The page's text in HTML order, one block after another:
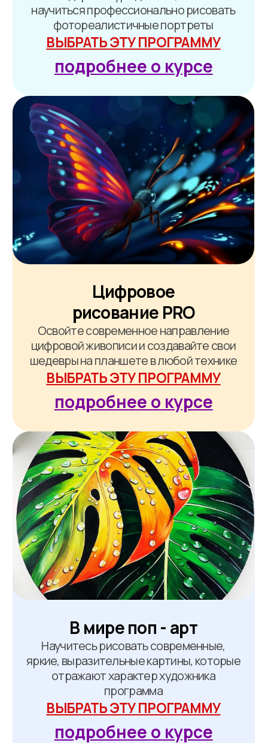
Нейросети для
людей
Освойте инструменты на основе
искусственного интеллекта, которые
возьмут на себя рутинные задачи в
рисовании и в жизни, пока вы будете
заниматься действительно важным —
творчеством
ВЫБРАТЬ ЭТУ ПРОГРАММУ
подробнее о курсе
Пирография: от первой
линии до реалистичного
портрета
Выжигайте как мастер: 11
реалистичных картин за 3 месяца
ВЫБРАТЬ ЭТУ ПРОГРАММУ
подробнее о курсе
письма
Освойте каллиграфию и леттеринг
в одном курсе: с нуля до стильных
надписей для открыток, принтов
и интерьера
ВЫБРАТЬ ЭТУ ПРОГРАММУ
подробнее о курсе